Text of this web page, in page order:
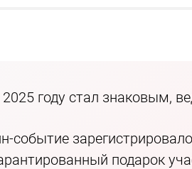
году стал знаковым,
событие
подарок